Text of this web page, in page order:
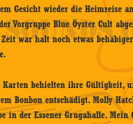
Gesicht wieder die Heimreise
Vorgruppe Blue Öyster Cult
war halt noch etwas
Karten behielten ihre Gültigkeit,
Bonbon entschädigt. Molly
in der Essener Grugahalle.